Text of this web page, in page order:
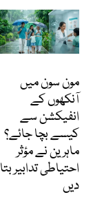
مون سون میں
آنکھوں کے
انفیکشن سے
کیسے بچا جائے؟
ماہرین نے مؤثر
احتیاطی تدابیر بتا
دیں